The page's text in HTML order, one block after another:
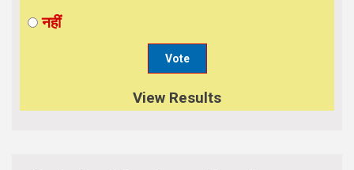
नहीं
View Results